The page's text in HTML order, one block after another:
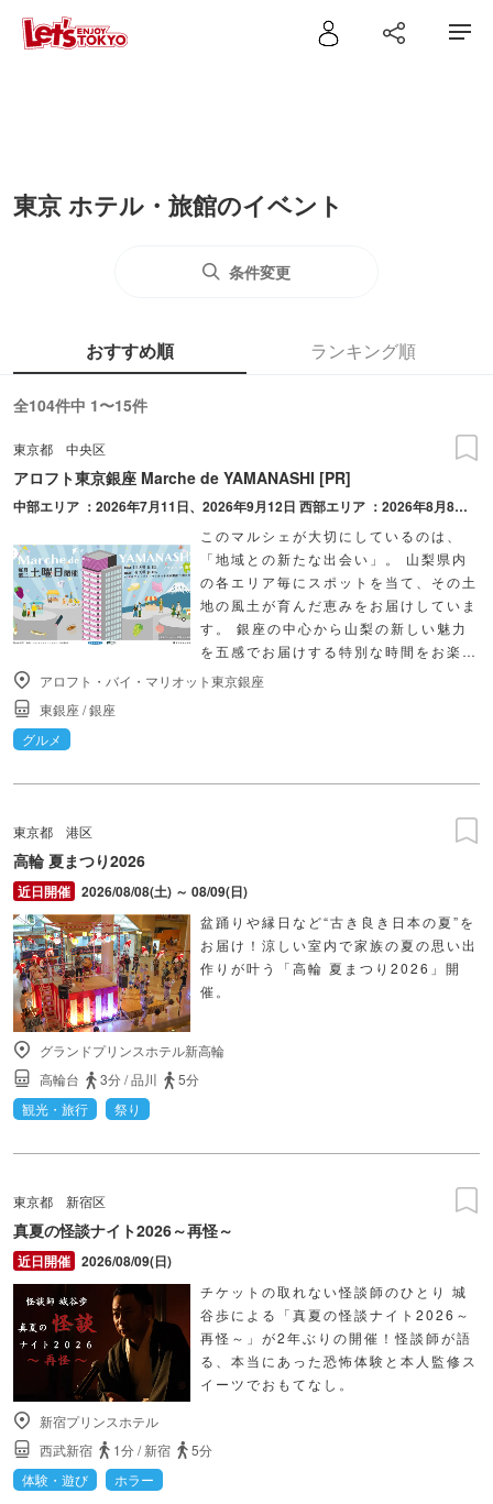
東京 ホテル・旅館のイベント
条件変更
おすすめ順 ランキング順
全104件中 1〜15件
東京都 中央区
アロフト東京銀座 Marche de YAMANASHI [PR]
中部エリア ：2026年7月11日、2026年9月12日 西部エリア ：2026年8月8日、2026年8月22日、2026年10月10日 東部エリア ：2026年12月12日、2027年2月13日 県内全域 ：2027年1月9日、2027年3月13日 毎月第2土曜日（原則）
このマルシェが大切にしているのは、
「地域との新たな出会い」。 山梨県内
の各エリア毎にスポットを当て、その土
地の風土が育んだ恵みをお届けしていま
す。 銀座の中心から山梨の新しい魅力
を五感でお届けする特別な時間をお楽し
みください。 いつ訪れても新しい出会
アロフト・バイ・マリオット東京銀座
東銀座/銀座
グルメ
東京都 港区
高輪 夏まつり2026
2026/08/08(土) ～ 08/09(日)
盆踊りや縁日など“古き良き日本の夏”を
お届け！涼しい室内で家族の夏の思い出
作りが叶う「高輪 夏まつり2026」開
催。
グランドプリンスホテル新高輪
高輪台
3分/品川
5分
観光・旅行
祭り
東京都 新宿区
真夏の怪談ナイト2026～再怪～
2026/08/09(日)
チケットの取れない怪談師のひとり 城
谷歩による「真夏の怪談ナイト2026～
再怪～」が2年ぶりの開催！怪談師が語
る、本当にあった恐怖体験と本人監修ス
イーツでおもてなし。
新宿プリンスホテル
西武新宿
1分/新宿
5分
体験・遊び
ホラー